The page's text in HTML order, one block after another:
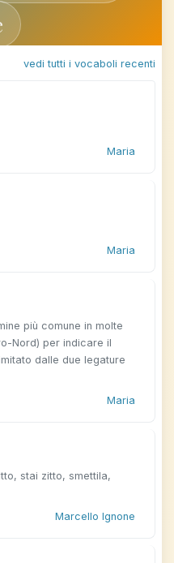
vedi tutti i vocaboli recenti
Maria
Maria
più comune in molte
Nord) per indicare il
dalle due legature
Maria
stai zitto, smettila,
Marcello Ignone